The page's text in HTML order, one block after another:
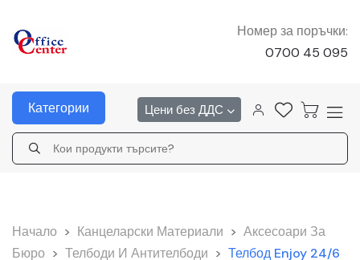
Номер за поръчки:
0700 45 095
Категории Цени без ДДС
Начало > Канцеларски Материали > Аксесоари За
Бюро > Телбоди И Антителбоди > Телбод Enjoy 24/6